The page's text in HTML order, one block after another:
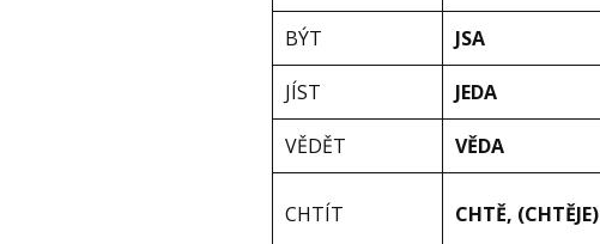
BÝT JSA
JÍST JEDA
VĚDĚT VĚDA
CHTÍT CHTĚ, (CHTĚJE)